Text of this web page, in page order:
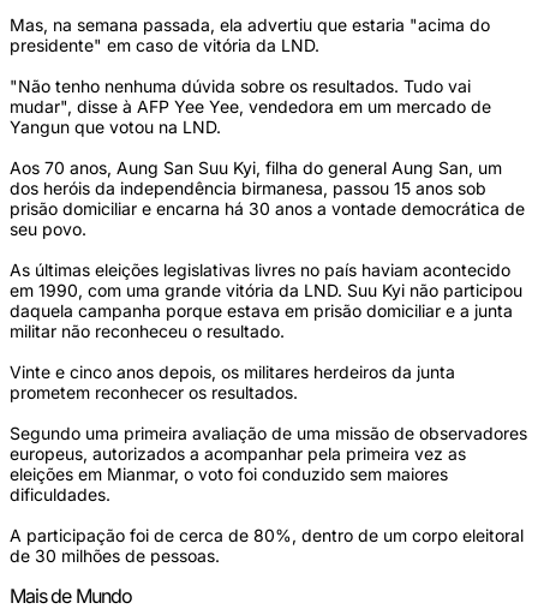
Mas, na semana passada, ela advertiu que estaria "acima do
presidente" em caso de vitória da LND.
"Não tenho nenhuma dúvida sobre os resultados. Tudo vai
mudar", disse à AFP Yee Yee, vendedora em um mercado de
Yangun que votou na LND.
Aos 70 anos, Aung San Suu Kyi, filha do general Aung San, um
dos heróis da independência birmanesa, passou 15 anos sob
prisão domiciliar e encarna há 30 anos a vontade democrática de
seu povo.
As últimas eleições legislativas livres no país haviam acontecido
em 1990, com uma grande vitória da LND. Suu Kyi não participou
daquela campanha porque estava em prisão domiciliar e a junta
militar não reconheceu o resultado.
Vinte e cinco anos depois, os militares herdeiros da junta
prometem reconhecer os resultados.
Segundo uma primeira avaliação de uma missão de observadores
europeus, autorizados a acompanhar pela primeira vez as
eleições em Mianmar, o voto foi conduzido sem maiores
dificuldades.
A participação foi de cerca de 80%, dentro de um corpo eleitoral
de 30 milhões de pessoas.
Mais de Mundo